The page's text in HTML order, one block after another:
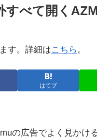
すべて開く
す。詳細はこちら 。
はてブ
の広告でよく見かけ